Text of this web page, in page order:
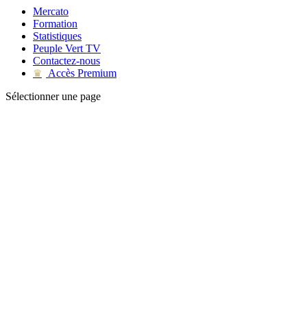
Mercato
Formation
Statistiques
Peuple Vert TV
Contactez-nous
♛
Accès Premium
Sélectionner une page